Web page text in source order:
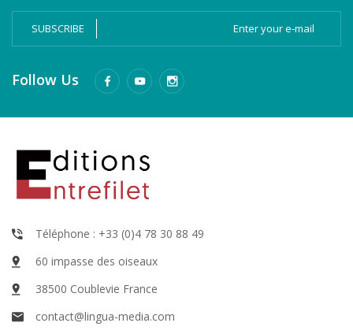
SUBSCRIBE
Follow Us
Téléphone : +33 (0)4 78 30 88 49
60 impasse des oiseaux
38500 Coublevie France
contact@lingua-media.com